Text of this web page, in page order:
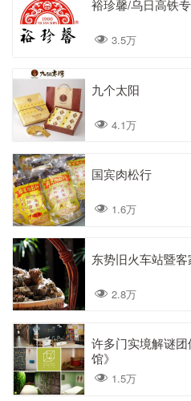
裕珍馨/乌日高铁
3.5万
九个太阳
4.1万
国宾肉松行
1.6万
东势旧火车站暨
2.8万
许多门实境解谜
馆》
1.5万